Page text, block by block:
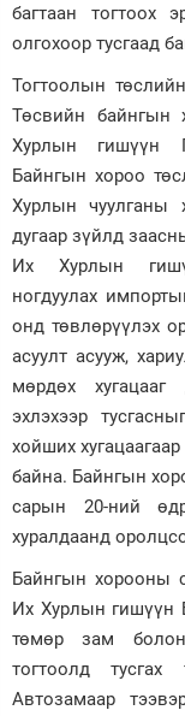
багтаан тогтоох
олгохоор тусгаад
Тогтоолын
Төсвийн байнгын
Хурлын гишүүн
Байнгын хороо
Хурлын чуулганы
дугаар зүйлд
Их Хурлын
ногдуулах
онд төвлөрүүлэх
асуулт асууж,
мөрдөх
эхлэхээр
хойших
байна. Байнгын
сарын 20-ний
хуралдаанд
Байнгын хорооны
Их Хурлын гишүүн
төмөр зам болон
тогтоолд
Автозамаар